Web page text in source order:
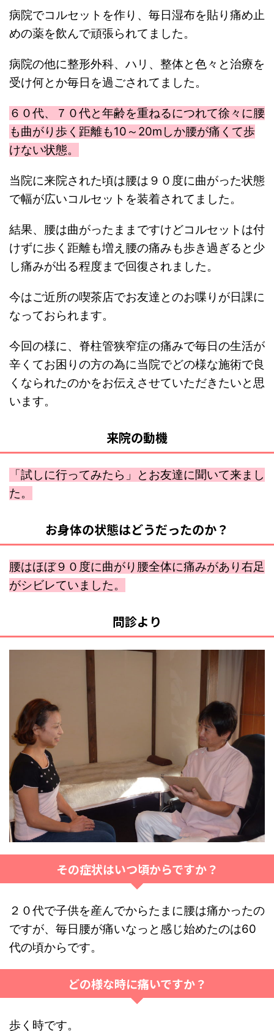
病院でコルセットを作り、毎日湿布を貼り痛め止
めの薬を飲んで頑張られてました。
病院の他に整形外科、ハリ、整体と色々と治療を
受け何とか毎日を過ごされてました。
６０代、７０代と年齢を重ねるにつれて徐々に腰
も曲がり歩く距離も10～20mしか腰が痛くて歩
けない状態。
当院に来院された頃は腰は９０度に曲がった状態
で幅が広いコルセットを装着されてました。
結果、腰は曲がったままですけどコルセットは付
けずに歩く距離も増え腰の痛みも歩き過ぎると少
し痛みが出る程度まで回復されました。
今はご近所の喫茶店でお友達とのお喋りが日課に
なっておられます。
今回の様に、脊柱管狭窄症の痛みで毎日の生活が
辛くてお困りの方の為に当院でどの様な施術で良
くなられたのかをお伝えさせていただきたいと思
います。
来院の動機
「試しに行ってみたら」とお友達に聞いて来まし
た。
お身体の状態はどうだったのか？
腰はほぼ９０度に曲がり腰全体に痛みがあり右足
がシビレていました。
問診より
その症状はいつ頃からですか？
２０代で子供を産んでからたまに腰は痛かったの
ですが、毎日腰が痛いなっと感じ始めたのは60
代の頃からです。
どの様な時に痛いですか？
歩く時です。